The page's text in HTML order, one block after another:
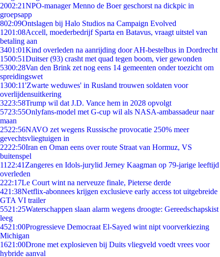
2002:21NPO-manager Menno de Boer geschorst na dickpic in
groepsapp
802:09Ontslagen bij Halo Studios na Campaign Evolved
1201:08Accell, moederbedrijf Sparta en Batavus, vraagt uitstel van
betaling aan
3401:01Kind overleden na aanrijding door AH-bestelbus in Dordrecht
1500:51Duitser (93) crasht met quad tegen boom, vier gewonden
5300:28Van den Brink zet nog eens 14 gemeenten onder toezicht om
spreidingswet
1300:11'Zwarte weduwes' in Rusland trouwen soldaten voor
overlijdensuitkering
3223:58Trump wil dat J.D. Vance hem in 2028 opvolgt
5723:55Onlyfans-model met G-cup wil als NASA-ambassadeur naar
maan
2522:56NAVO zet wegens Russische provocatie 250% meer
gevechtsvliegtuigen in
2222:50Iran en Oman eens over route Straat van Hormuz, VS
buitenspel
11 22:41 Zangeres en Idols-jurylid Jerney Kaagman op 79-jarige leeftijd
overleden
222:17Le Court wint na nerveuze finale, Pieterse derde
421:38Netflix-abonnees krijgen exclusieve early access tot uitgebreide
GTA VI trailer
5521:25Waterschappen slaan alarm wegens droogte: Gereedschapskist
leeg
4521:00Progressieve Democraat El-Sayed wint nipt voorverkiezing
Michigan
1621:00Drone met explosieven bij Duits vliegveld voedt vrees voor
hybride aanval